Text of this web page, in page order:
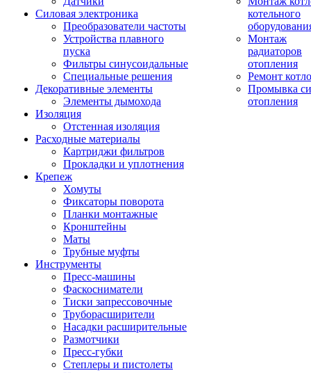
Силовая электроника
Преобразователи частоты
Устройства плавного
пуска
Фильтры синусоидальные
Специальные решения
Декоративные элементы
Элементы дымохода
Изоляция
Отстенная изоляция
Расходные материалы
Картриджи фильтров
Прокладки и уплотнения
Крепеж
Хомуты
Фиксаторы поворота
Планки монтажные
Кронштейны
Маты
Трубные муфты
Инструменты
Пресс-машины
Фаскосниматели
Тиски запрессовочные
Труборасширители
Насадки расширительные
Размотчики
Пресс-губки
Степлеры и пистолеты
котельного
Монтаж
радиаторов
отопления
Ремонт
Промывка
отопления